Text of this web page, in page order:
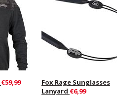
€59,99
Fox Rage Sunglasses
Lanyard €6,99